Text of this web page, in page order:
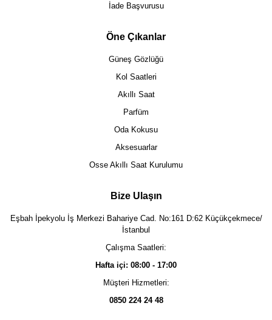
İade Başvurusu
Öne Çıkanlar
Güneş Gözlüğü
Kol Saatleri
Akıllı Saat
Parfüm
Oda Kokusu
Aksesuarlar
Osse Akıllı Saat Kurulumu
Bize Ulaşın
Eşbah İpekyolu İş Merkezi Bahariye Cad. No:161 D:62 Küçükçekmece/
İstanbul
Çalışma Saatleri:
Hafta içi: 08:00 - 17:00
Müşteri Hizmetleri:
0850 224 24 48